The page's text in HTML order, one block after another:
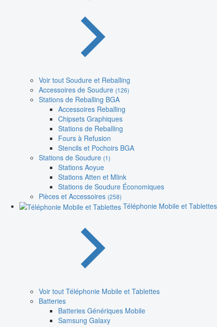
Voir tout Soudure et Reballing
Accessoires de Soudure (126)
Stations de Reballing BGA
Accessoires Reballing
Chipsets Graphiques
Stations de Reballing
Fours à Refusion
Stencils et Pochoirs BGA
Stations de Soudure (1)
Stations Aoyue
Stations Atten et Mlink
Stations de Soudure Économiques
Pièces et Accessoires (258)
Téléphonie Mobile et Tablettes
Voir tout Téléphonie Mobile et Tablettes
Batteries
Batteries Génériques Mobile
Samsung Galaxy